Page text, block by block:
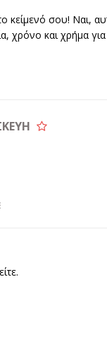
σου! Ναι,
χρόνο και χρήμα
.